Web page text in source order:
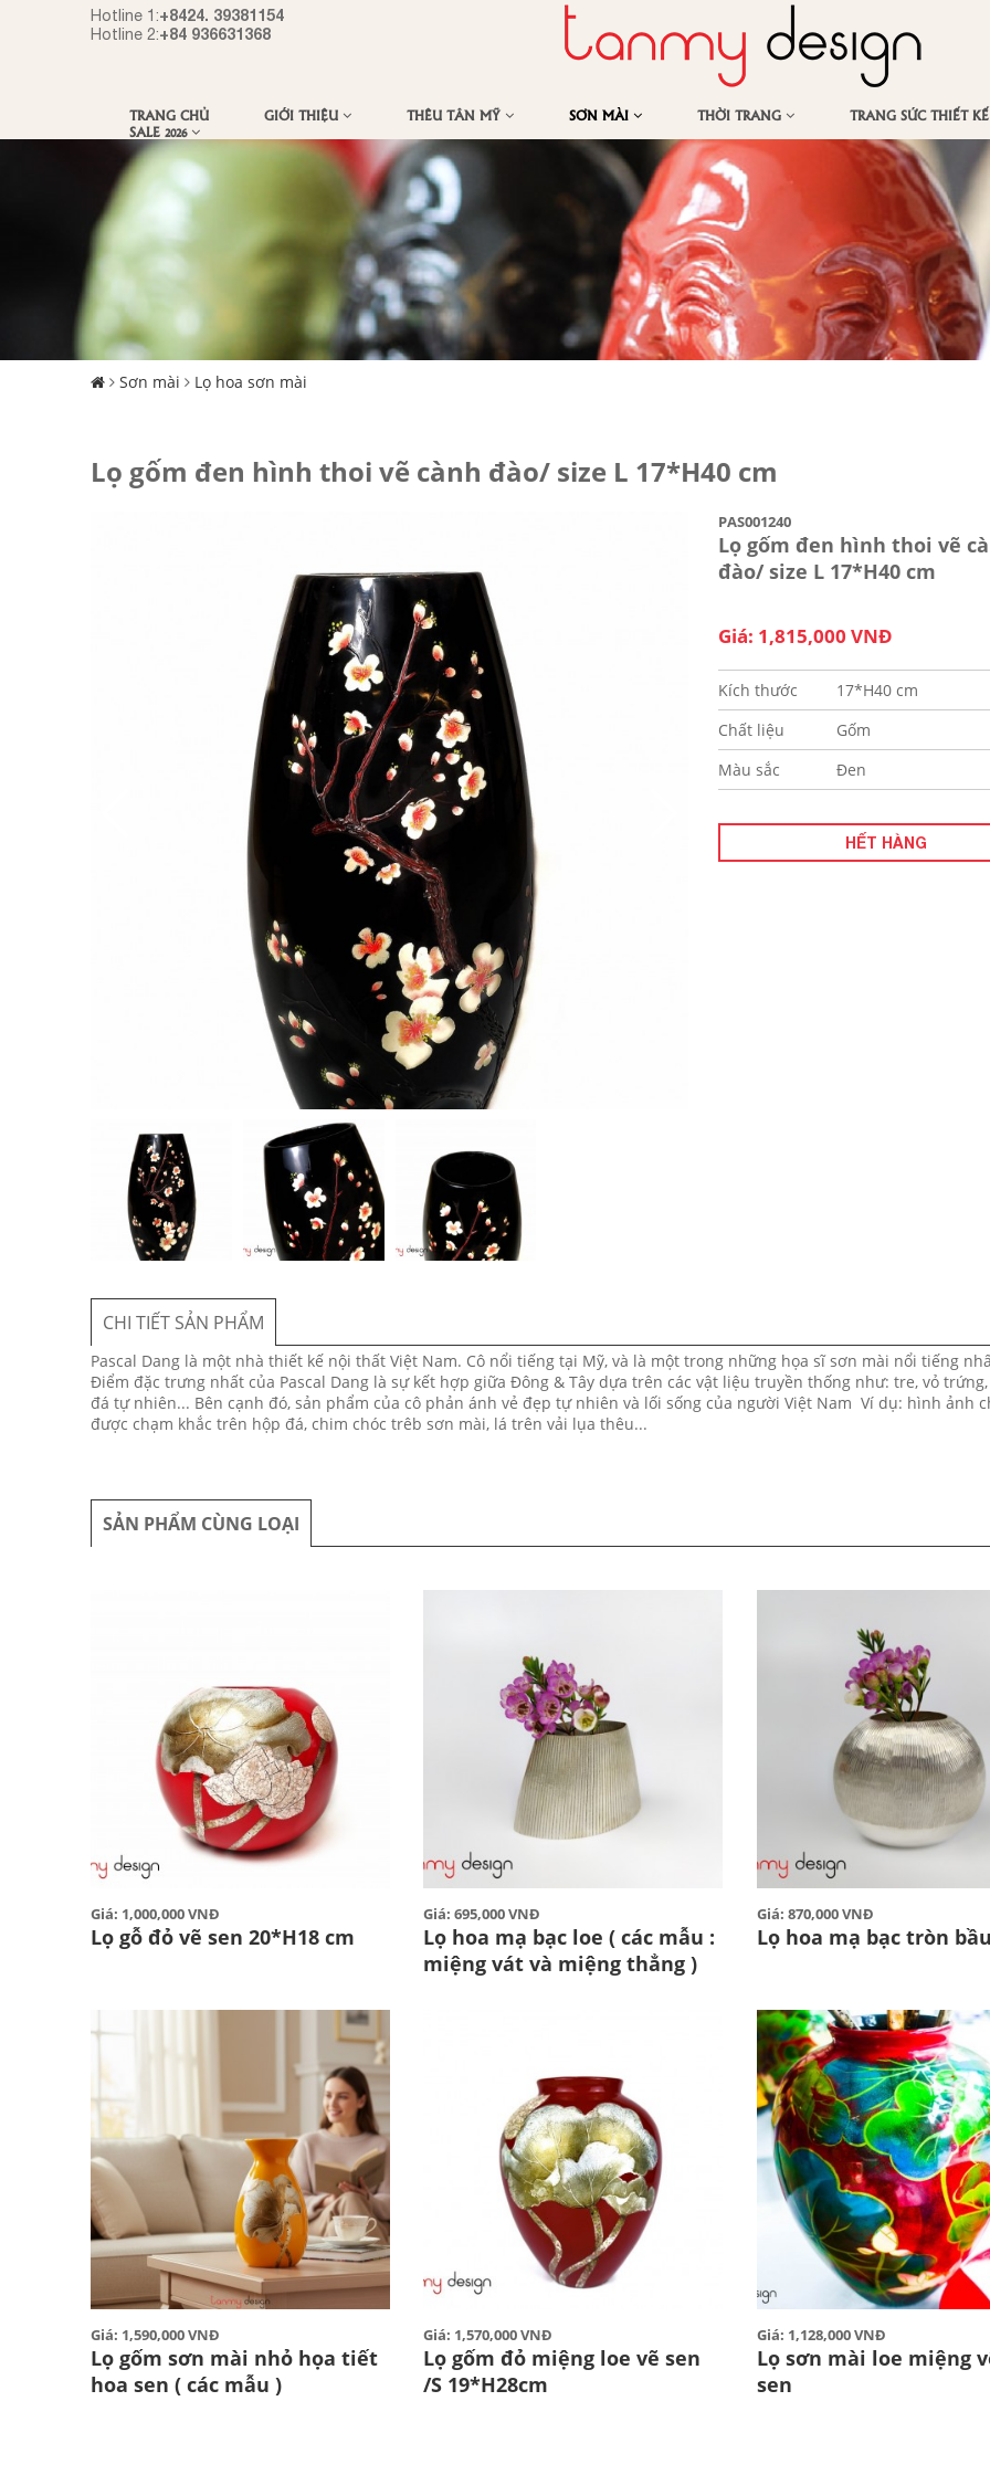
Hotline 1:+8424. 39381154
Hotline 2:+84 936631368
TRANG CHỦ GIỚI THIỆU THÊU TÂN MỸ SƠN MÀI THỜI TRANG
TRANG SỨC THIẾT
SALE 2026
Sơn mài Lọ hoa sơn mài
Lọ gốm đen hình thoi vẽ cành đào/ size L 17*H40 cm
PAS001240
Lọ gốm đen hình thoi vẽ
đào/ size L 17*H40 cm
Giá: 1,815,000 VNĐ
Kích thước
17*H40 cm
Chất liệu
Gốm
Màu sắc
Đen
HẾT HÀNG
CHI TIẾT SẢN PHẨM
Pascal Dang là một nhà thiết kế nội thất Việt Nam. Cô nổi tiếng tại Mỹ, và là một trong những họa sĩ sơn mài nổi tiếng
Điểm đặc trưng nhất của Pascal Dang là sự kết hợp giữa Đông & Tây dựa trên các vật liệu truyền thống như: tre, vỏ trứng,
đá tự nhiên... Bên cạnh đó, sản phẩm của cô phản ánh vẻ đẹp tự nhiên và lối sống của người Việt Nam Ví dụ: hình ảnh
được chạm khắc trên hộp đá, chim chóc trêb sơn mài, lá trên vải lụa thêu...
SẢN PHẨM CÙNG LOẠI
Giá: 1,000,000 VNĐ
Lọ gỗ đỏ vẽ sen 20*H18 cm
Giá: 695,000 VNĐ
Lọ hoa mạ bạc loe ( các mẫu :
miệng vát và miệng thẳng )
Giá: 870,000 VNĐ
Lọ hoa mạ bạc tròn
Giá: 1,590,000 VNĐ
Lọ gốm sơn mài nhỏ họa tiết
hoa sen ( các mẫu )
Giá: 1,570,000 VNĐ
Lọ gốm đỏ miệng loe vẽ sen
/S 19*H28cm
Giá: 1,128,000 VNĐ
Lọ sơn mài loe miệng
sen